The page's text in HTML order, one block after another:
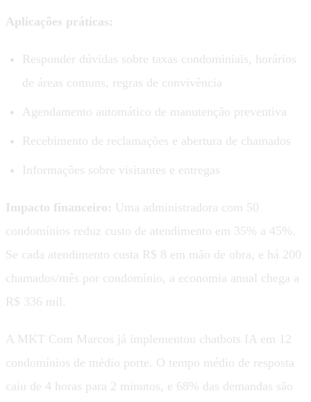
Aplicações práticas:
Responder dúvidas sobre taxas condominiais, horários
de áreas comuns, regras de convivência
Agendamento automático de manutenção preventiva
Recebimento de reclamações e abertura de chamados
Informações sobre visitantes e entregas
Impacto financeiro: Uma administradora com 50
condomínios reduz custo de atendimento em 35% a 45%.
Se cada atendimento custa R$ 8 em mão de obra, e há 200
chamados/mês por condomínio, a economia anual chega a
R$ 336 mil.
A MKT Com Marcos já implementou chatbots IA em 12
condomínios de médio porte. O tempo médio de resposta
caiu de 4 horas para 2 minutos, e 68% das demandas são